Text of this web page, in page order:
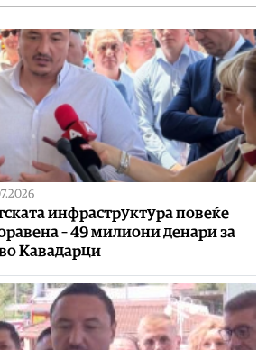
инфраструктура повеќе
– 49 милиони денари за
Кавадарци